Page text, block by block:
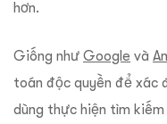
hơn.
Giống như Google và
toán độc quyền để xác
dùng thực hiện tìm